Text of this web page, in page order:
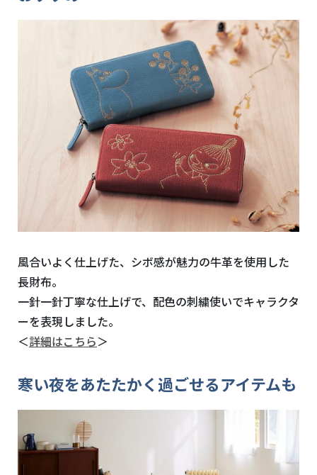
風合いよく仕上げた、シボ感が魅力の牛革を使用した
長財布。
一針一針丁寧な仕上げで、配色の刺繍使いでキャラクタ
ーを表現しました。
＜詳細はこちら＞
寒い夜をあたたかく過ごせるアイテムも